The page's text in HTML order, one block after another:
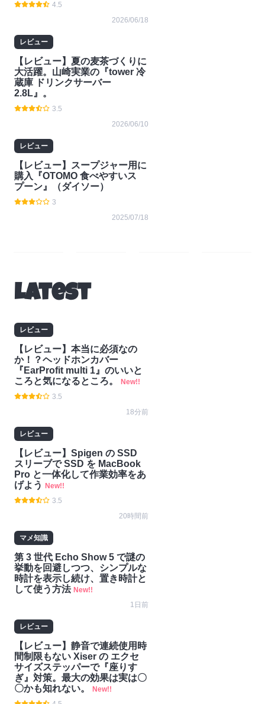
4.5
2026/06/18
レビュー
【レビュー】夏の麦茶づくりに
大活躍。山崎実業の『tower 冷
蔵庫 ドリンクサーバー
2.8L』。
3.5
2026/06/10
レビュー
【レビュー】スープジャー用に
購入『OTOMO 食べやすいス
プーン』（ダイソー）
3
2025/07/18
ビュ
ー
Latest
レビュー
【レビュー】本当に必須なの
か！？ヘッドホンカバー
『EarProfit multi 1』のいいと
ころと気になるところ。
New!!
3.5
18分前
レビュー
【レビュー】Spigen の SSD
スリーブで SSD を MacBook
Pro と一体化して作業効率をあ
げよう
New!!
3.5
20時間前
マメ知識
第 3 世代 Echo Show 5 で謎の
挙動を回避しつつ、シンプルな
時計を表示し続け、置き時計と
して使う方法 New!!
1日前
レビュー
【レビュー】静音で連続使用時
間制限もない Xiser の エクセ
サイズステッパーで『座りす
ぎ』対策。最大の効果は実は〇
〇かも知れない。
New!!